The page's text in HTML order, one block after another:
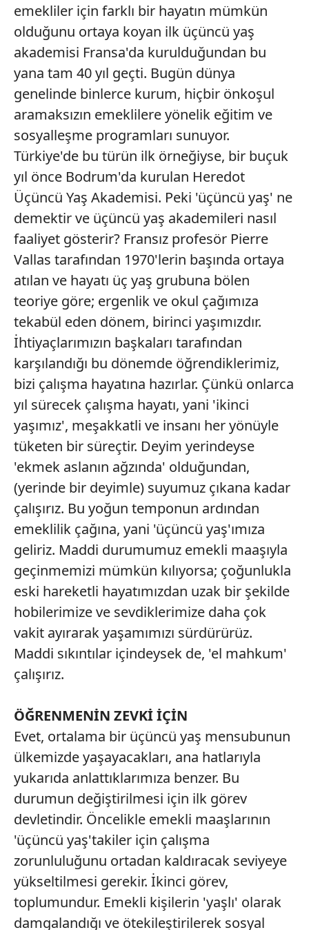
emekliler için farklı bir hayatın mümkün
olduğunu ortaya koyan ilk üçüncü yaş
akademisi Fransa'da kurulduğundan bu
yana tam 40 yıl geçti. Bugün dünya
genelinde binlerce kurum, hiçbir önkoşul
aramaksızın emeklilere yönelik eğitim ve
sosyalleşme programları sunuyor.
Türkiye'de bu türün ilk örneğiyse, bir buçuk
yıl önce Bodrum'da kurulan Heredot
Üçüncü Yaş Akademisi. Peki 'üçüncü yaş' ne
demektir ve üçüncü yaş akademileri nasıl
faaliyet gösterir? Fransız profesör Pierre
Vallas tarafından 1970'lerin başında ortaya
atılan ve hayatı üç yaş grubuna bölen
teoriye göre; ergenlik ve okul çağımıza
tekabül eden dönem, birinci yaşımızdır.
İhtiyaçlarımızın başkaları tarafından
karşılandığı bu dönemde öğrendiklerimiz,
bizi çalışma hayatına hazırlar. Çünkü onlarca
yıl sürecek çalışma hayatı, yani 'ikinci
yaşımız', meşakkatli ve insanı her yönüyle
tüketen bir süreçtir. Deyim yerindeyse
'ekmek aslanın ağzında' olduğundan,
(yerinde bir deyimle) suyumuz çıkana kadar
çalışırız. Bu yoğun temponun ardından
emeklilik çağına, yani 'üçüncü yaş'ımıza
geliriz. Maddi durumumuz emekli maaşıyla
geçinmemizi mümkün kılıyorsa; çoğunlukla
eski hareketli hayatımızdan uzak bir şekilde
hobilerimize ve sevdiklerimize daha çok
vakit ayırarak yaşamımızı sürdürürüz.
Maddi sıkıntılar içindeysek de, 'el mahkum'
çalışırız.
ÖĞRENMENİN ZEVKİ İÇİN
Evet, ortalama bir üçüncü yaş mensubunun
ülkemizde yaşayacakları, ana hatlarıyla
yukarıda anlattıklarımıza benzer. Bu
durumun değiştirilmesi için ilk görev
devletindir. Öncelikle emekli maaşlarının
'üçüncü yaş'takiler için çalışma
zorunluluğunu ortadan kaldıracak seviyeye
yükseltilmesi gerekir. İkinci görev,
toplumundur. Emekli kişilerin 'yaşlı' olarak
damgalandığı ve ötekileştirilerek sosyal